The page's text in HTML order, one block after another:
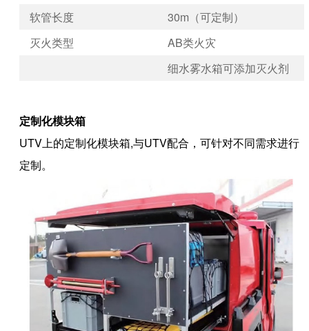
软管长度
30m（可定制）
灭火类型
AB类火灾
细水雾水箱可添加灭火剂
定制化模块箱
UTV上的定制化模块箱,与UTV配合，可针对不同需求进行
定制。